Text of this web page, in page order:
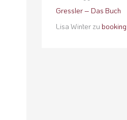
Gressler – Das Buch
Lisa Winter zu booking